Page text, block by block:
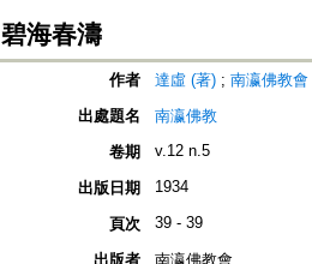
碧海春濤
作者 達虛 (著) ; 南瀛佛教
出處題名
南瀛佛教
卷期
v.12 n.5
出版日期 1934
頁次 39 - 39
出版者
南瀛佛教會